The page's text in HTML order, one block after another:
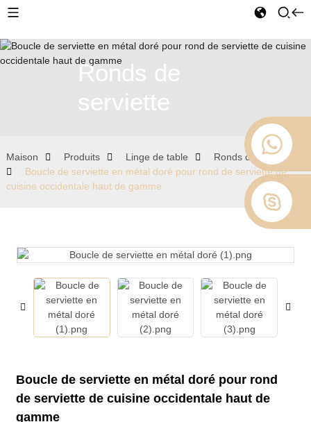
Ronds de
serviette
Maison Produits Linge de table
Ronds de serviette
Boucle de serviette en métal doré pour rond de serviette de
cuisine occidentale haut de gamme
Boucle de serviette en métal doré pour rond
de serviette de cuisine occidentale haut de
gamme